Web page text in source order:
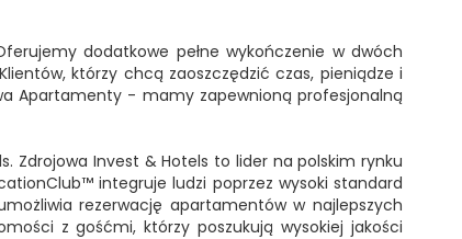
dodatkowe pełne wykończenie w dwóch
którzy chcą zaoszczędzić czas, pieniądze i
Apartamenty - mamy zapewnioną profesjonalną
Zdrojowa Invest & Hotels to lider na polskim rynku
integruje ludzi poprzez wysoki standard
rezerwację apartamentów w najlepszych
z gośćmi, którzy poszukują wysokiej jakości